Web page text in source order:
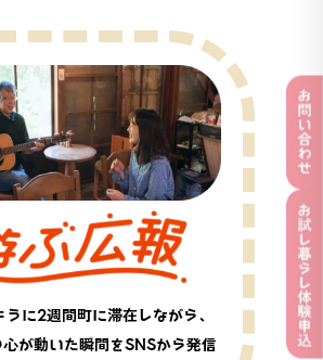
広報
うに2週間町に滞在しながら、
が動いた瞬間をSNSから発信